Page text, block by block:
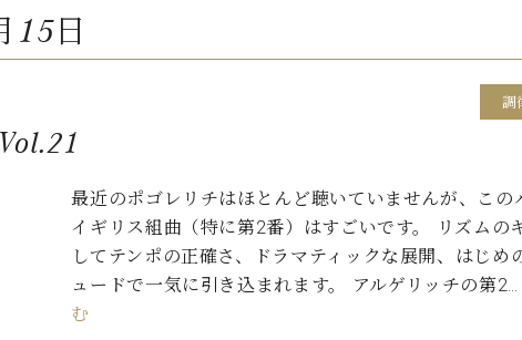
/ C.ベヒシュタイン レジデンス
イン コンサート
チ
イン・ジャパンの取り組
ブランドヒストリー
ベヒシュタインの音色
ベヒシュタインを弾く前に
ベヒシュタイン・シューレ
納入実績 ホール・スタジオ
(お知らせ・メディア情報)
コンサート
シュタイン・シューレ音楽教室
ン・セントラム 東京
スタッフご
技術者紹介
展示情報
イベント情
八王子工房
15日
調
最近のポゴレリチはほとんど聴いていませんが、この
イギリス組曲（特に第2番）はすごいです。 リズムの
してテンポの正確さ、ドラマティックな展開、はじめ
ュードで一気に引き込まれます。 アルゲリッチの第2…
む